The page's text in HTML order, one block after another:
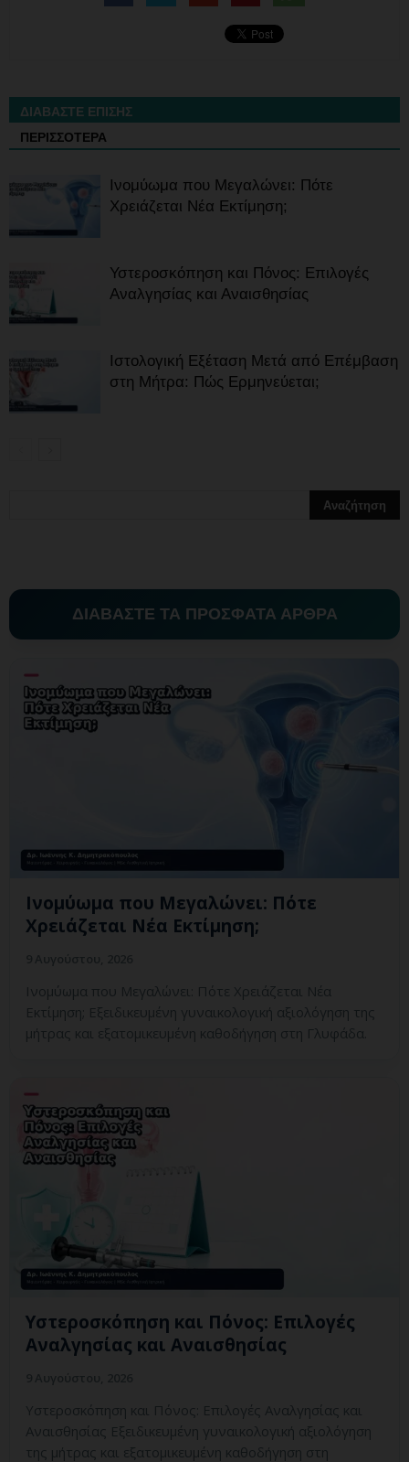
ΔΙΑΒΑΣΤΕ ΕΠΙΣΗΣ
ΠΕΡΙΣΣΟΤΕΡΑ
Ινομύωμα που Μεγαλώνει: Πότε
Χρειάζεται Νέα Εκτίμηση;
Υστεροσκόπηση και Πόνος: Επιλογές
Αναλγησίας και Αναισθησίας
Ιστολογική Εξέταση Μετά από Επέμβαση
στη Μήτρα: Πώς Ερμηνεύεται;
ΔΙΑΒΑΣΤΕ ΤΑ ΠΡΟΣΦΑΤΑ ΑΡΘΡΑ
Ινομύωμα που Μεγαλώνει: Πότε
Χρειάζεται Νέα Εκτίμηση;
Ινομύωμα που Μεγαλώνει: Πότε Χρειάζεται Νέα
Εκτίμηση; Εξειδικευμένη γυναικολογική αξιολόγηση της
μήτρας και εξατομικευμένη καθοδήγηση στη Γλυφάδα.
Υστεροσκόπηση και Πόνος: Επιλογές
Αναλγησίας και Αναισθησίας
Υστεροσκόπηση και Πόνος: Επιλογές Αναλγησίας και
Αναισθησίας Εξειδικευμένη γυναικολογική αξιολόγηση
της μήτρας και εξατομικευμένη καθοδήγηση στη